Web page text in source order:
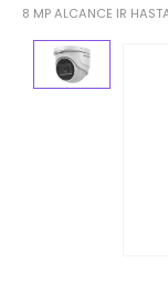
8 MP ALCANCE IR